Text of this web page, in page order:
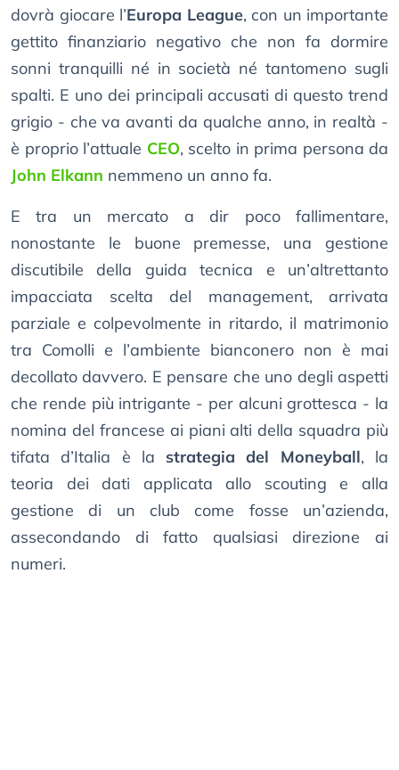
dovrà giocare l’Europa League, con un importante
gettito finanziario negativo che non fa dormire
sonni tranquilli né in società né tantomeno sugli
spalti. E uno dei principali accusati di questo trend
grigio - che va avanti da qualche anno, in realtà -
è proprio l’attuale CEO, scelto in prima persona da
John Elkann nemmeno un anno fa.
E tra un mercato a dir poco fallimentare,
nonostante le buone premesse, una gestione
discutibile della guida tecnica e un’altrettanto
impacciata scelta del management, arrivata
parziale e colpevolmente in ritardo, il matrimonio
tra Comolli e l’ambiente bianconero non è mai
decollato davvero. E pensare che uno degli aspetti
che rende più intrigante - per alcuni grottesca - la
nomina del francese ai piani alti della squadra più
tifata d’Italia è la strategia del Moneyball, la
teoria dei dati applicata allo scouting e alla
gestione di un club come fosse un’azienda,
assecondando di fatto qualsiasi direzione ai
numeri.